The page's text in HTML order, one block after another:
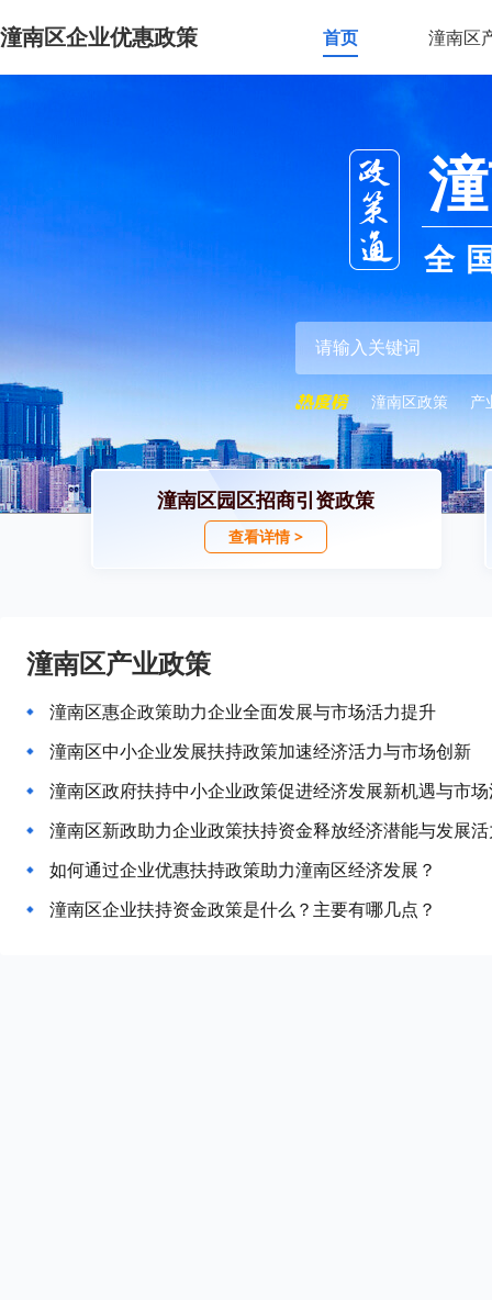
潼南区企业优惠政策 首页 潼南区
全
潼南区政策 产
潼南区园区招商引资政策
查看详情 >
潼南区产业政策
潼南区惠企政策助力企业全面发展与市场活力提升
潼南区中小企业发展扶持政策加速经济活力与市场创新
潼南区政府扶持中小企业政策促进经济发展新机遇与市
潼南区新政助力企业政策扶持资金释放经济潜能与发展
如何通过企业优惠扶持政策助力潼南区经济发展？
潼南区企业扶持资金政策是什么？主要有哪几点？